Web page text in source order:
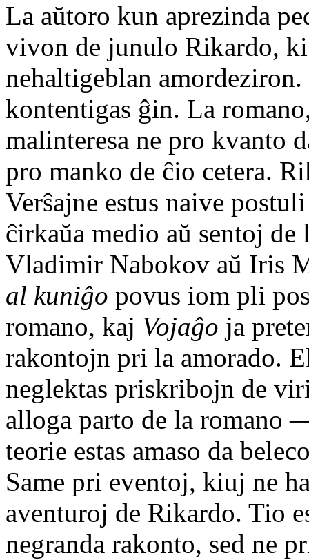
La aŭtoro kun aprezinda
vivon de junulo Rikardo,
nehaltigeblan
kontentigas ĝin. La
malinteresa ne pro kvanto
pro manko de ĉio cetera.
Verŝajne estus naive
ĉirkaŭa medio aŭ sentoj
Vladimir Nabokov aŭ Iris
al kuniĝo povus iom pli
romano, kaj Vojaĝo ja
rakontojn pri la amorado.
neglektas priskribojn de
alloga parto de la romano
teorie estas amaso da
Same pri eventoj, kiuj ne
aventuroj de Rikardo. Tio
negranda rakonto, sed ne